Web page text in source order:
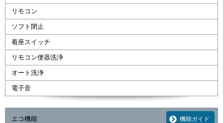
リモコン
ソフト閉止
着座スイッチ
リモコン便器洗浄
オート洗浄
電子音
エコ機能 機能ガイド